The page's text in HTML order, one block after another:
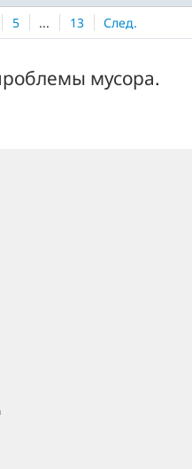
5 ... 13 След.
мусора.